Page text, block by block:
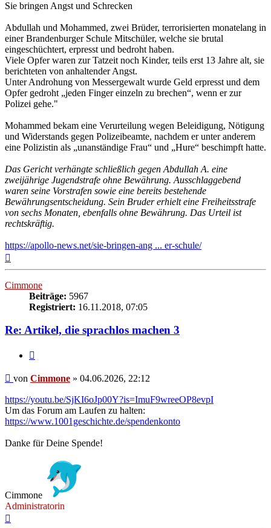
Sie bringen Angst und Schrecken
Abdullah und Mohammed, zwei Brüder, terrorisierten monatelang in
einer Brandenburger Schule Mitschüler, welche sie brutal
eingeschüchtert, erpresst und bedroht haben.
Viele Opfer waren zur Tatzeit noch Kinder, teils erst 13 Jahre alt, sie
berichteten von anhaltender Angst.
Unter Androhung von Messergewalt wurde Geld erpresst und dem
Opfer gedroht „jeden Finger einzeln zu brechen“, wenn er zur
Polizei gehe."
Mohammed bekam eine Verurteilung wegen Beleidigung, Nötigung
und Widerstands gegen Polizeibeamte, nachdem er unter anderem
eine Polizistin als „unanständige Frau“ und „Hure“ beschimpft hatte.
Das Gericht verhängte schließlich gegen Abdullah A. eine
zweijährige Jugendstrafe ohne Bewährung. Ausschlaggebend
waren seine Vorstrafen sowie eine bereits bestehende
Bewährungsentscheidung. Sein Bruder erhielt eine Freiheitsstrafe
von sechs Monaten, ebenfalls ohne Bewährung. Das Urteil ist
rechtskräftig.
https://apollo-news.net/sie-bringen-ang ... er-schule/
Cimmone
Beiträge: 5967
Registriert: 16.11.2018, 07:05
Re: Artikel, die sprachlos machen 3
Beitrag
von Cimmone » 04.06.2026, 22:12
https://youtu.be/SjKI6oJp00Y?is=ImuF9wreeOP8evpI
Um das Forum am Laufen zu halten:
https://www.1001geschichte.de/spendenkonto
Danke für Deine Spende!
Cimmone
Administratorin